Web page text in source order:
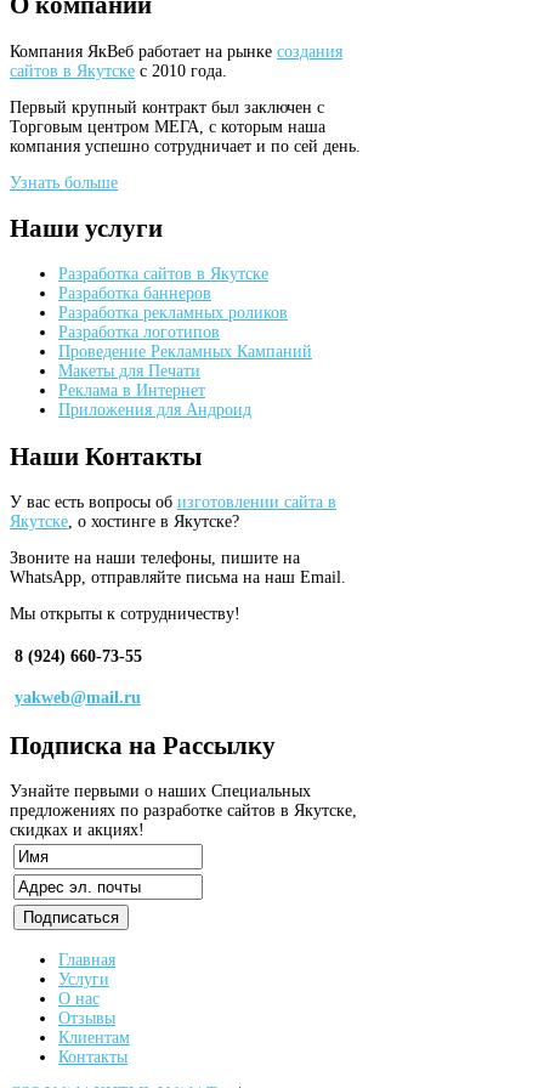
Компания ЯкВеб работает на рынке создания
сайтов в Якутске с 2010 года.
Первый крупный контракт был заключен с
Торговым центром МЕГА, с которым наша
компания успешно сотрудничает и по сей день.
Узнать больше
Наши услуги
Разработка сайтов в Якутске
Разработка баннеров
Разработка рекламных роликов
Разработка логотипов
Проведение Рекламных Кампаний
Макеты для Печати
Реклама в Интернет
Приложения для Андроид
Наши Контакты
У вас есть вопросы об изготовлении сайта в
Якутске, о хостинге в Якутске?
Звоните на наши телефоны, пишите на
WhatsApp, отправляйте письма на наш Email.
Мы открыты к сотрудничеству!
8 (924) 660-73-55
yakweb@mail.ru
Подписка на Рассылку
Узнайте первыми о наших Специальных
предложениях по разработке сайтов в Якутске,
скидках и акциях!
Главная
Услуги
О нас
Отзывы
Клиентам
Контакты